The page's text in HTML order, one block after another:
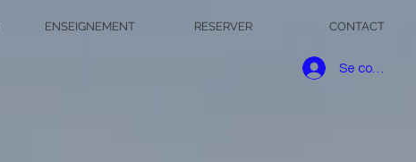
ENSEIGNEMENT RESERVER CONTACT
Se connecter